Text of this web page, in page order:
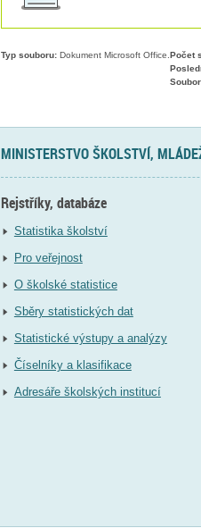
Typ souboru:Dokument Microsoft Office. Počet
MINISTERSTVO ŠKOLSTVÍ,
Rejstříky, databáze
Statistika školství
Pro veřejnost
O školské statistice
Sběry statistických dat
Statistické výstupy a analýzy
Číselníky a klasifikace
Adresáře školských institucí